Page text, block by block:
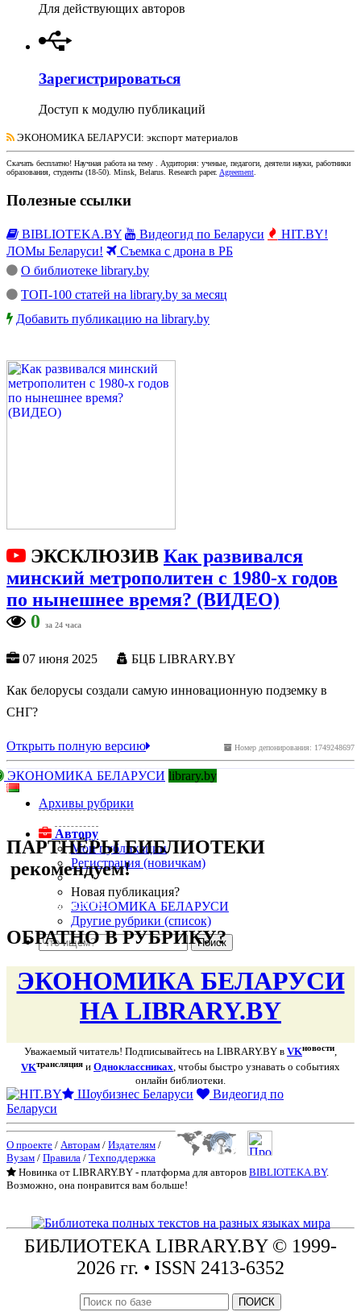
Для действующих авторов
Зарегистрироваться
Доступ к модулю публикаций
ЭКОНОМИКА БЕЛАРУСИ: экспорт материалов
Скачать бесплатно! Научная работана тему . Аудитория: ученые, педагоги, деятели науки, работники
образования, студенты (18-50). Minsk, Belarus. Research paper. Agreement.
Полезные ссылки
BIBLIOTEKA.BY Видеогид по Беларуси
HIT.BY!
ЛОМы Беларуси!
Съемка с дрона в РБ
О библиотеке library.by
ТОП-100 статей на library.by за месяц
Добавить публикацию на library.by
ЭКСКЛЮЗИВ Как развивался
минский метрополитен с 1980-х годов
по нынешнее время? (ВИДЕО)
0
за 24 часа
07 июня 2025 БЦБ LIBRARY.BY
Как белорусы создали самую инновационную подземку в
СНГ?
Номер депонирования: 1749248697
Открыть полную версию
ЭКОНОМИКА БЕЛАРУСИ library.by
Архивы рубрики
Автору
Мои публикации
Регистрация (новичкам)
Новая публикация?
ЭКОНОМИКА БЕЛАРУСИ
Другие рубрики (список)
подняться наверх ↑
ПАРТНЁРЫ БИБЛИОТЕКИ
рекомендуем!
подняться наверх ↑
ОБРАТНО В РУБРИКУ?
ЭКОНОМИКА БЕЛАРУСИ
НА LIBRARY.BY
Уважаемый читатель! Подписывайтесь на LIBRARY.BY в VKновости,
VKтрансляция и Одноклассниках, чтобы быстро узнавать о событиях
онлайн библиотеки.
Шоубизнес Беларуси
Видеогид по
Беларуси
О проекте / Авторам / Издателям /
Вузам / Правила / Техподдержка
Новинка от LIBRARY.BY - платформа для авторов BIBLIOTEKA.BY.
Возможно, она понравится вам больше!
БИБЛИОТЕКА LIBRARY.BY © 1999-
2026 гг. • ISSN 2413-6352
ПОИСК